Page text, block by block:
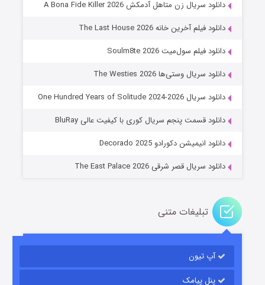
قسمت۲ (زیرنویس) منتشر شد
دانلود سریال زن متاهل آدمکش A Bona Fide Killer 2026
دانلود فیلم آخرین خانه The Last House 2026
دانلود فیلم سول‌میت Soulm8te 2026
دانلود سریال وستی‌ها The Westies 2026
دانلود سریال One Hundred Years of Solitude 2024-2026
دانلود قسمت پنجم سریال کوری با کیفیت عالی BluRay
دانلود انیمیشن دکورادو Decorado 2025
دانلود سریال قصر شرقی The East Palace 2026
تبلیغات متنی
آپ تیون
پنل پیامک